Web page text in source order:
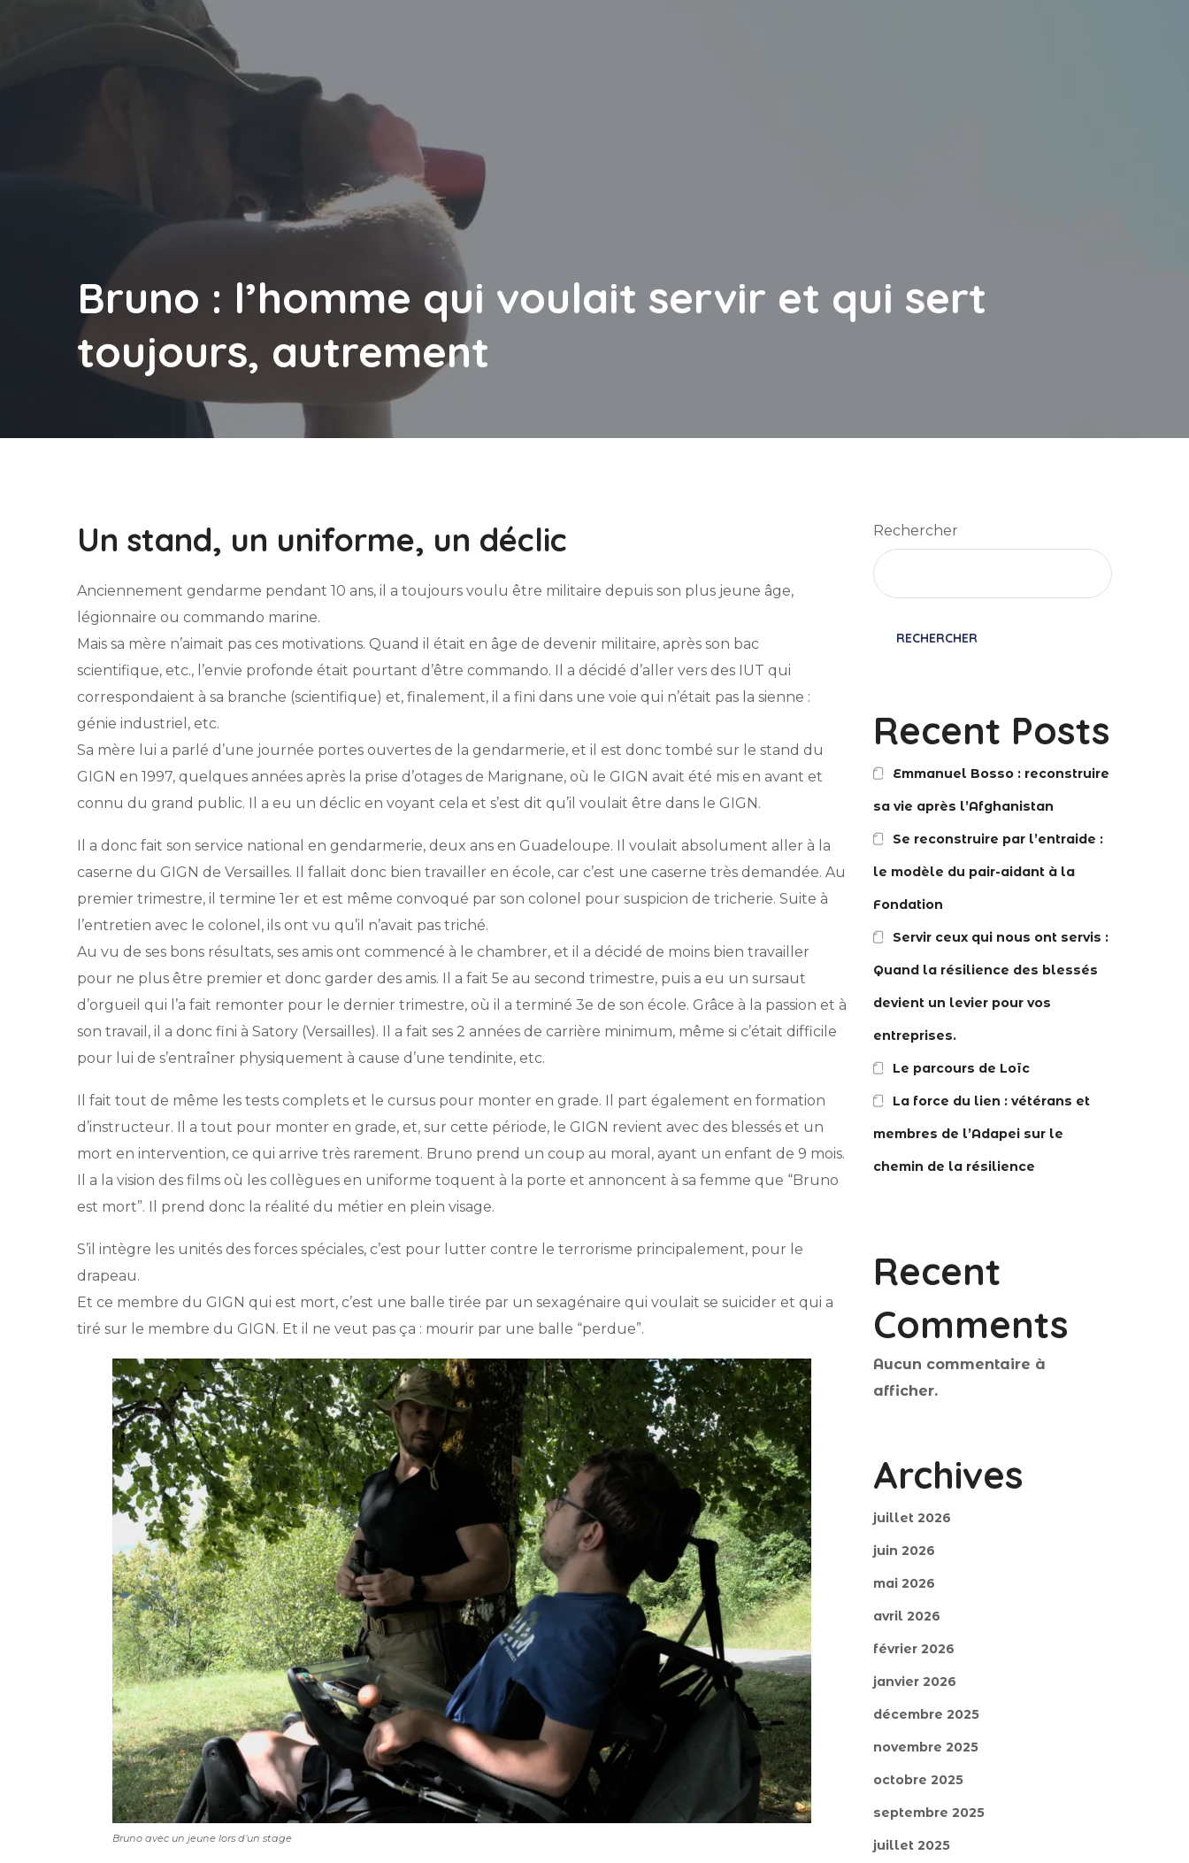
Bruno : l’homme qui voulait servir et qui sert
toujours, autrement
Un stand, un uniforme, un déclic
Anciennement gendarme pendant 10 ans, il a toujours voulu être militaire depuis son plus jeune âge,
légionnaire ou commando marine.
Mais sa mère n’aimait pas ces motivations. Quand il était en âge de devenir militaire, après son bac
scientifique, etc., l’envie profonde était pourtant d’être commando. Il a décidé d’aller vers des IUT qui
correspondaient à sa branche (scientifique) et, finalement, il a fini dans une voie qui n’était pas la sienne :
génie industriel, etc.
Sa mère lui a parlé d’une journée portes ouvertes de la gendarmerie, et il est donc tombé sur le stand du
GIGN en 1997, quelques années après la prise d’otages de Marignane, où le GIGN avait été mis en avant et
connu du grand public. Il a eu un déclic en voyant cela et s’est dit qu’il voulait être dans le GIGN.
Il a donc fait son service national en gendarmerie, deux ans en Guadeloupe. Il voulait absolument aller à la
caserne du GIGN de Versailles. Il fallait donc bien travailler en école, car c’est une caserne très demandée. Au
premier trimestre, il termine 1er et est même convoqué par son colonel pour suspicion de tricherie. Suite à
l’entretien avec le colonel, ils ont vu qu’il n’avait pas triché.
Au vu de ses bons résultats, ses amis ont commencé à le chambrer, et il a décidé de moins bien travailler
pour ne plus être premier et donc garder des amis. Il a fait 5e au second trimestre, puis a eu un sursaut
d’orgueil qui l’a fait remonter pour le dernier trimestre, où il a terminé 3e de son école. Grâce à la passion et à
son travail, il a donc fini à Satory (Versailles). Il a fait ses 2 années de carrière minimum, même si c’était difficile
pour lui de s’entraîner physiquement à cause d’une tendinite, etc.
Il fait tout de même les tests complets et le cursus pour monter en grade. Il part également en formation
d’instructeur. Il a tout pour monter en grade, et, sur cette période, le GIGN revient avec des blessés et un
mort en intervention, ce qui arrive très rarement. Bruno prend un coup au moral, ayant un enfant de 9 mois.
Il a la vision des films où les collègues en uniforme toquent à la porte et annoncent à sa femme que “Bruno
est mort”. Il prend donc la réalité du métier en plein visage.
S’il intègre les unités des forces spéciales, c’est pour lutter contre le terrorisme principalement, pour le
drapeau.
Et ce membre du GIGN qui est mort, c’est une balle tirée par un sexagénaire qui voulait se suicider et qui a
tiré sur le membre du GIGN. Et il ne veut pas ça : mourir par une balle “perdue”.
Bruno avec un jeune lors d’un stage
Rechercher
RECHERCHER
Recent Posts
Emmanuel Bosso : reconstruire
sa vie après l’Afghanistan
Se reconstruire par l’entraide :
le modèle du pair-aidant à la
Fondation
Servir ceux qui nous ont servis :
Quand la résilience des blessés
devient un levier pour vos
entreprises.
Le parcours de Loïc
La force du lien : vétérans et
membres de l’Adapei sur le
chemin de la résilience
Recent
Comments
Aucun commentaire à
afficher.
Archives
juillet 2026
juin 2026
mai 2026
avril 2026
février 2026
janvier 2026
décembre 2025
novembre 2025
octobre 2025
septembre 2025
juillet 2025